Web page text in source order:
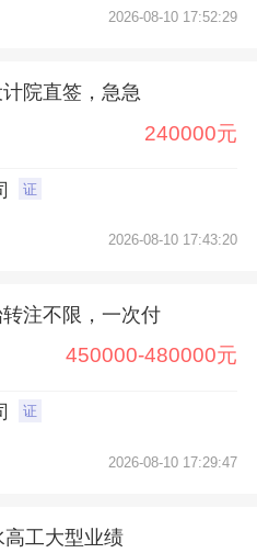
2026-08-10 17:52:29
院直签，急急
240000元
证
2026-08-10 17:43:20
注不限，一次付
450000-480000元
证
2026-08-10 17:29:47
工大型业绩